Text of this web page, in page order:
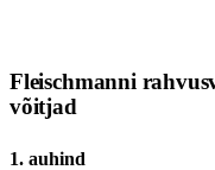
Fleischmanni
võitjad
1. auhind